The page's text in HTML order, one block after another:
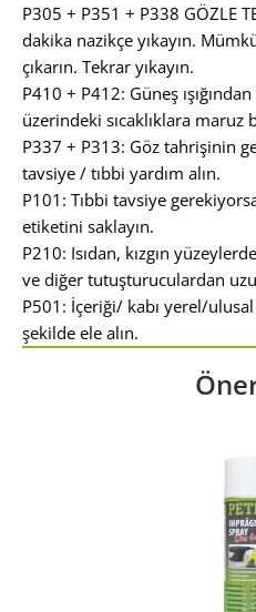
P305 + P351 + P338 GÖZLE
dakika nazikçe yıkayın.
çıkarın. Tekrar yıkayın.
P410 + P412: Güneş
üzerindeki sıcaklıklara maruz
P337 + P313: Göz tahrişinin
tavsiye / tıbbi yardım alın.
P101: Tıbbi tavsiye
etiketini saklayın.
P210: Isıdan, kızgın
ve diğer tutuşturuculardan
P501: İçeriği/ kabı yerel/
şekilde ele alın.